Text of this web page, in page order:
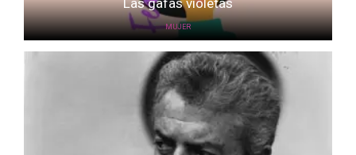
Las gafas violetas
MUJER